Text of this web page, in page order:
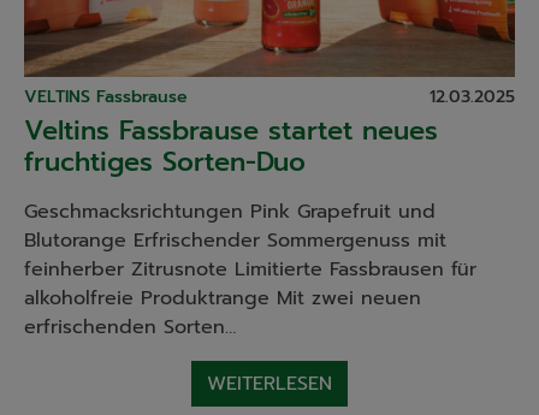
VELTINS Fassbrause 12.03.2025
Veltins Fassbrause startet neues
fruchtiges Sorten-Duo
Geschmacksrichtungen Pink Grapefruit und
Blutorange Erfrischender Sommergenuss mit
feinherber Zitrusnote Limitierte Fassbrausen für
alkoholfreie Produktrange Mit zwei neuen
erfrischenden Sorten…
WEITERLESEN